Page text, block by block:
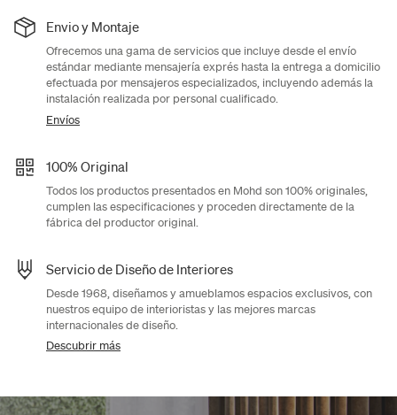
Envio y Montaje
Ofrecemos una gama de servicios que incluye desde el envío
estándar mediante mensajería exprés hasta la entrega a domicilio
efectuada por mensajeros especializados, incluyendo además la
instalación realizada por personal cualificado.
Envíos
100% Original
Todos los productos presentados en Mohd son 100% originales,
cumplen las especificaciones y proceden directamente de la
fábrica del productor original.
Servicio de Diseño de Interiores
Desde 1968, diseñamos y amueblamos espacios exclusivos, con
nuestros equipo de interioristas y las mejores marcas
internacionales de diseño.
Descubrir más